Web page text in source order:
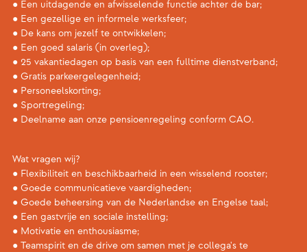
● Een uitdagende en afwisselende functie achter de bar;
● Een gezellige en informele werksfeer;
● De kans om jezelf te ontwikkelen;
● Een goed salaris (in overleg);
● 25 vakantiedagen op basis van een fulltime dienstverband;
● Gratis parkeergelegenheid;
● Personeelskorting;
● Sportregeling;
● Deelname aan onze pensioenregeling conform CAO.
Wat vragen wij?
● Flexibiliteit en beschikbaarheid in een wisselend rooster;
● Goede communicatieve vaardigheden;
● Goede beheersing van de Nederlandse en Engelse taal;
● Een gastvrije en sociale instelling;
● Motivatie en enthousiasme;
● Teamspirit en de drive om samen met je collega's te